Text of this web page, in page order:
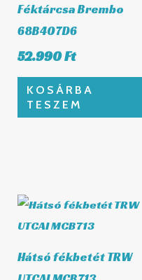
Féktárcsa Brembo
68B407D6
52.990Ft
KOSÁRBA
TESZEM
Hátsó fékbetét TRW